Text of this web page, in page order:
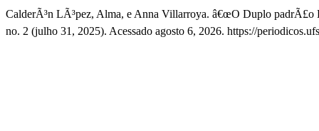
CalderÃ³n LÃ³pez, Alma, e Anna Villarroya. â€œO Duplo padrÃ£o
no. 2 (julho 31, 2025). Acessado agosto 6, 2026. https://